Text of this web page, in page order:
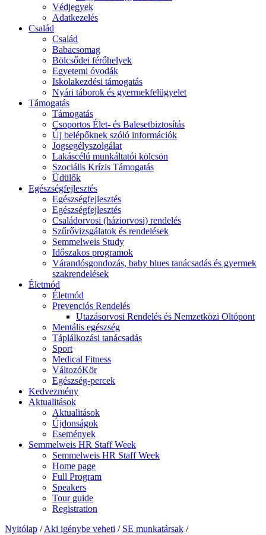
Védjegyek
Adatkezelés
Család
Család
Babacsomag
Bölcsődei férőhelyek
Egyetemi óvodák
Iskolakezdési támogatás
Nyári táborok és gyermekfelügyelet
Támogatás
Támogatás
Csoportos Élet- és Balesetbiztosítás
Új belépőknek szóló információk
Jogsegélyszolgálat
Lakáscélú munkáltatói kölcsön
Szociális Krízis Támogatás
Üdülők
Egészségfejlesztés
Egészségfejlesztés
Egészségfejlesztés
Családorvosi (háziorvosi) rendelés
Szűrővizsgálatok és rendelések
Semmelweis Study
Időszakos programok
Várandósgondozás, baby blues tanácsadás és gyermek
szakrendelések
Életmód
Életmód
Prevenciós Rendelés
Utazásorvosi Rendelés és Nemzetközi Oltópont
Mentális egészség
Táplálkozási tanácsadás
Sport
Medical Fitness
VáltozóKör
Egészség-percek
Kedvezmény
Aktualitások
Aktualitások
Újdonságok
Események
Semmelweis HR Staff Week
Semmelweis HR Staff Week
Home page
Full Program
Speakers
Tour guide
Registration
Nyitólap / Aki igénybe veheti / SE munkatársak /